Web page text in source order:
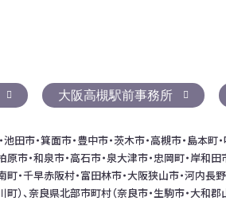
大阪高槻駅前事務所
田市・箕面市・豊中市・茨木市・高槻市・島本町
市・和泉市・高石市・泉大津市・忠岡町・岸和
町・千早赤阪村・富田林市・大阪狭山市・河内長
町）、奈良県北部市町村（奈良市・生駒市・大和